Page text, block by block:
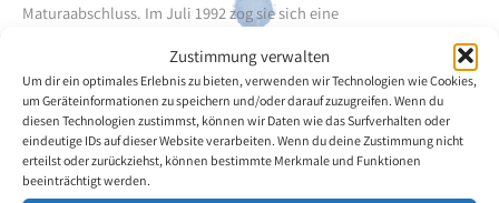
Zustimmung verwalten
Um dir ein optimales Erlebnis zu bieten, verwenden wir Technologien wie Cookies,
um Geräteinformationen zu speichern und/oder darauf zuzugreifen. Wenn du
diesen Technologien zustimmst, können wir Daten wie das Surfverhalten oder
eindeutige IDs auf dieser Website verarbeiten. Wenn du deine Zustimmung nicht
erteilst oder zurückziehst, können bestimmte Merkmale und Funktionen
beeinträchtigt werden.
Maturaabschluss. Im Juli 1992 zog sie sich eine
1994 legte sie den ersten Grundstein zur Mundmalerei und
perfektionierte dann ihre Fertigkeit unter der Anleitung des
bildenden Künstlers, Herrn Andrzej Grzelacowski Aga. Die
Mundmalerin konnte bisher einige beachtenswerte
Einzelausstellungen durchführen.